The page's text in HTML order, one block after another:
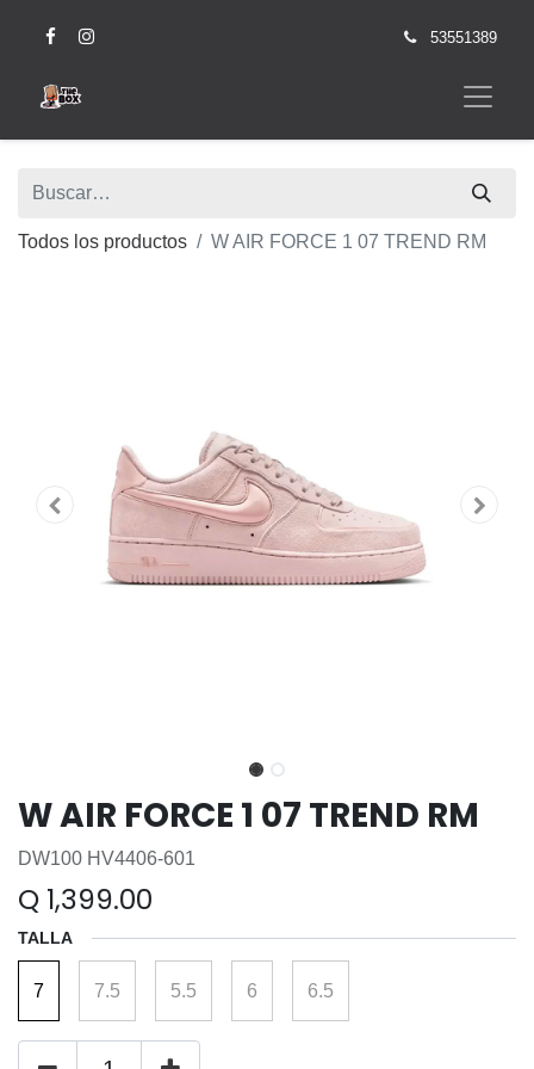
53551389
Todos los productos W AIR FORCE 1 07 TREND RM
W AIR FORCE 1 07 TREND RM
DW100 HV4406-601
Q 1,399.00
TALLA
7 7.5 5.5 6 6.5